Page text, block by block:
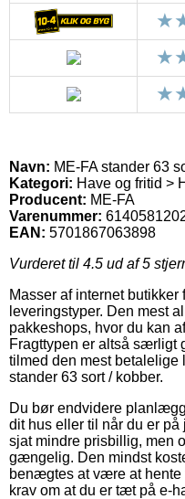
Navn: ME-FA stander 63
Kategori: Have og fritid >
Producent: ME-FA
Varenummer:
EAN: 5701867063898
Vurderet til 4.5 ud af 5
Masser af internet
leveringstyper. Den mest
pakkeshops, hvor du kan
Fragttypen er altså
tilmed den mest betalelige
stander 63 sort / kobber.
Du bør endvidere
dit hus eller til når du er
sjat mindre prisbillig, men
gængelig. Den mindst
benægtes at være at hente
krav om at du er tæt på e-